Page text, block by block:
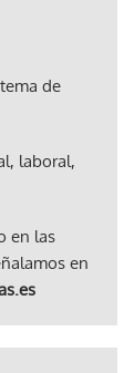
de
laboral,
en las
en